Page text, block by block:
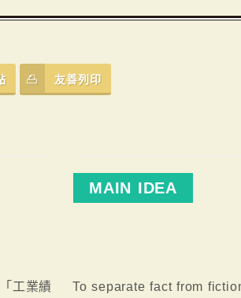
友善列印
MAIN IDEA
工業績
To separate fact from